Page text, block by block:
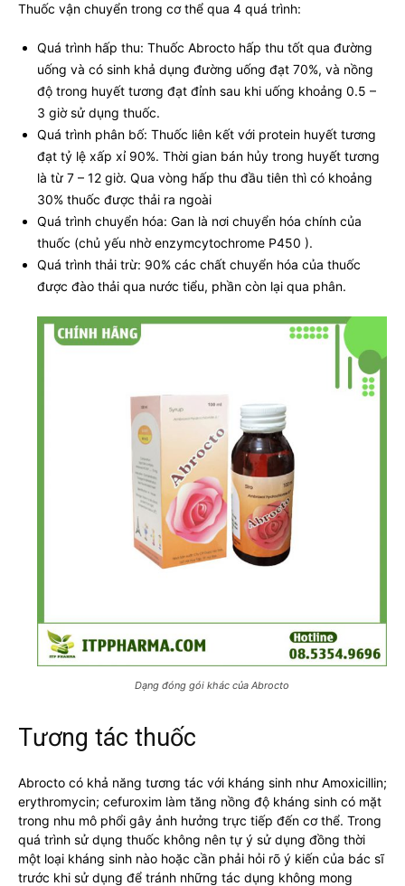
Thuốc vận chuyển trong cơ thể qua 4 quá trình:
Quá trình hấp thu: Thuốc Abrocto hấp thu tốt qua đường
uống và có sinh khả dụng đường uống đạt 70%, và nồng
độ trong huyết tương đạt đỉnh sau khi uống khoảng 0.5 –
3 giờ sử dụng thuốc.
Quá trình phân bố: Thuốc liên kết với protein huyết tương
đạt tỷ lệ xấp xỉ 90%. Thời gian bán hủy trong huyết tương
là từ 7 – 12 giờ. Qua vòng hấp thu đầu tiên thì có khoảng
30% thuốc được thải ra ngoài
Quá trình chuyển hóa: Gan là nơi chuyển hóa chính của
thuốc (chủ yếu nhờ enzymcytochrome P450 ).
Quá trình thải trừ: 90% các chất chuyển hóa của thuốc
được đào thải qua nước tiểu, phần còn lại qua phân.
Dạng đóng gói khác của Abrocto
Tương tác thuốc
Abrocto có khả năng tương tác với kháng sinh như Amoxicillin;
erythromycin; cefuroxim làm tăng nồng độ kháng sinh có mặt
trong nhu mô phổi gây ảnh hưởng trực tiếp đến cơ thể. Trong
quá trình sử dụng thuốc không nên tự ý sử dụng đồng thời
một loại kháng sinh nào hoặc cần phải hỏi rõ ý kiến của bác sĩ
trước khi sử dụng để tránh những tác dụng không mong